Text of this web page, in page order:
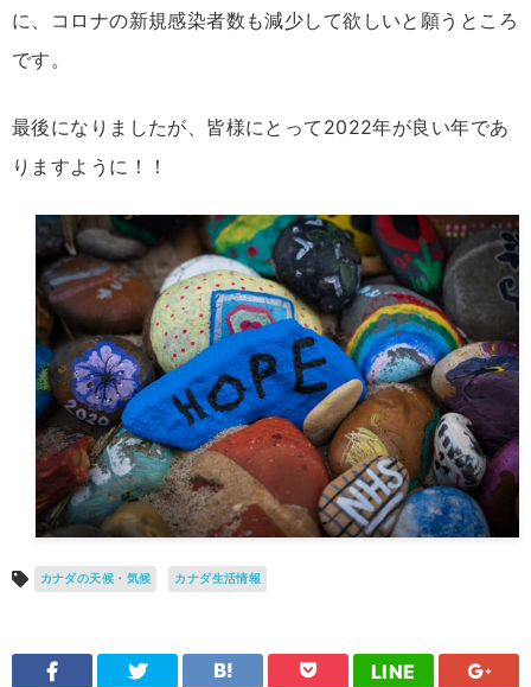
に、コロナの新規感染者数も減少して欲しいと願うところ
です。
最後になりましたが、皆様にとって2022年が良い年であ
りますように！！
カナダの天候・気候 カナダ生活情報
LINE